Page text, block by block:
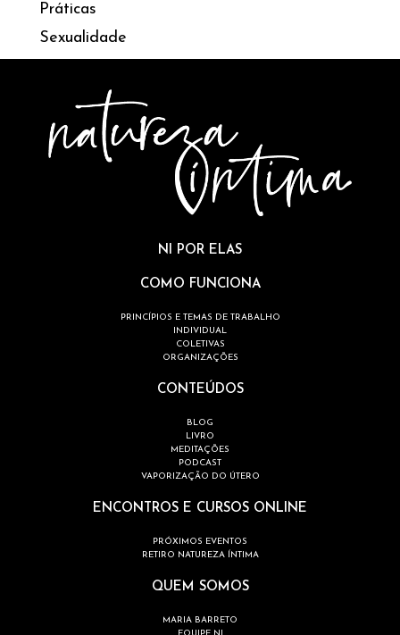
Práticas
Sexualidade
NI POR ELAS
COMO FUNCIONA
PRINCÍPIOS E TEMAS DE TRABALHO
INDIVIDUAL
COLETIVAS
ORGANIZAÇÕES
CONTEÚDOS
BLOG
LIVRO
MEDITAÇÕES
PODCAST
VAPORIZAÇÃO DO ÚTERO
ENCONTROS E CURSOS ONLINE
PRÓXIMOS EVENTOS
RETIRO NATUREZA ÍNTIMA
QUEM SOMOS
MARIA BARRETO